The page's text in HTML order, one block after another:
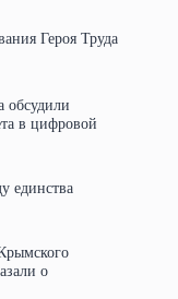
Героя Труда
обсудили
в цифровой
единства
о